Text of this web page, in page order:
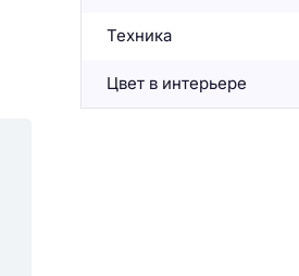
Техника
Цвет в интерьере